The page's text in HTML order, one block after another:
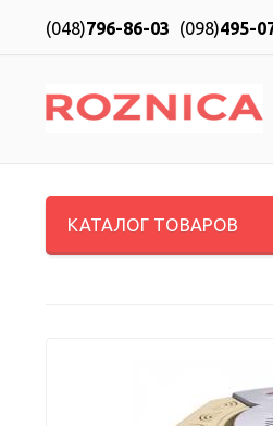
(048)796-86-03 (098)495-
КАТАЛОГ ТОВАРОВ